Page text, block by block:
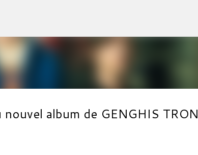
album de GENGHIS TRON